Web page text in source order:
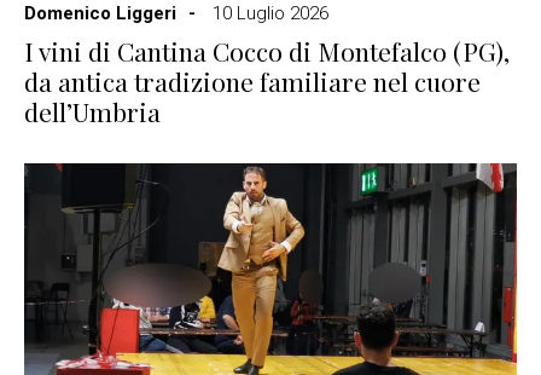
Domenico Liggeri
10 Luglio 2026
I vini di Cantina Cocco di Montefalco (PG),
da antica tradizione familiare nel cuore
dell’Umbria